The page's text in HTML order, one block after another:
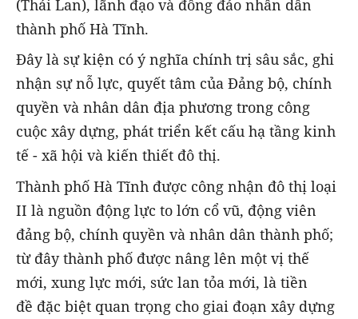
(Thái Lan), lãnh đạo và đông đảo nhân dân
thành phố Hà Tĩnh.
Đây là sự kiện có ý nghĩa chính trị sâu sắc, ghi
nhận sự nỗ lực, quyết tâm của Đảng bộ, chính
quyền và nhân dân địa phương trong công
cuộc xây dựng, phát triển kết cấu hạ tầng kinh
tế - xã hội và kiến thiết đô thị.
Thành phố Hà Tĩnh được công nhận đô thị loại
II là nguồn động lực to lớn cổ vũ, động viên
đảng bộ, chính quyền và nhân dân thành phố;
từ đây thành phố được nâng lên một vị thế
mới, xung lực mới, sức lan tỏa mới, là tiền
đề đặc biệt quan trọng cho giai đoạn xây dựng